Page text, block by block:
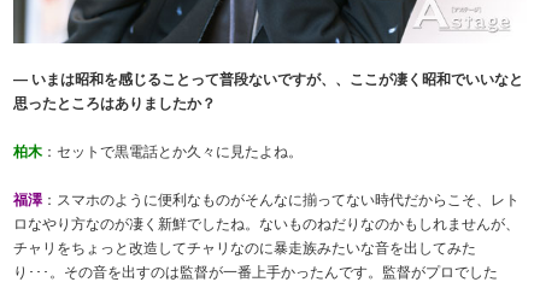
― いまは昭和を感じることって普段ないですが、、ここが凄く昭和でいいなと
思ったところはありましたか？
柏木 ：セットで黒電話とか久々に見たよね。
福澤 ：スマホのように便利なものがそんなに揃ってない時代だからこそ、レト
ロなやり方なのが凄く新鮮でしたね。ないものねだりなのかもしれませんが、
チャリをちょっと改造してチャリなのに暴走族みたいな音を出してみた
り･･･。その音を出すのは監督が一番上手かったんです。監督がプロでした